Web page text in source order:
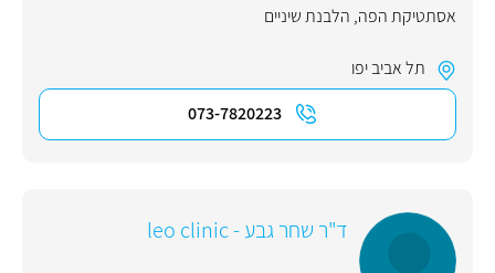
אסתטיקת הפה, הלבנת שיניים
תל אביב יפו
073-7820223
ד"ר שחר גבע - leo clinic